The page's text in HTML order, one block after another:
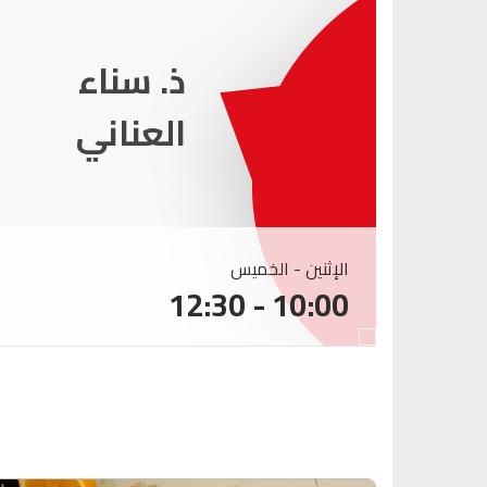
ذ. عماد
ميزاب
الإثنين - الخميس
10:00 - 12:30